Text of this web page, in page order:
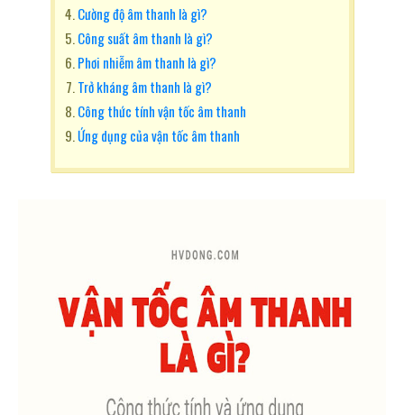
Cường độ âm thanh là gì?
Công suất âm thanh là gì?
Phơi nhiễm âm thanh là gì?
Trở kháng âm thanh là gì?
Công thức tính vận tốc âm thanh
Ứng dụng của vận tốc âm thanh